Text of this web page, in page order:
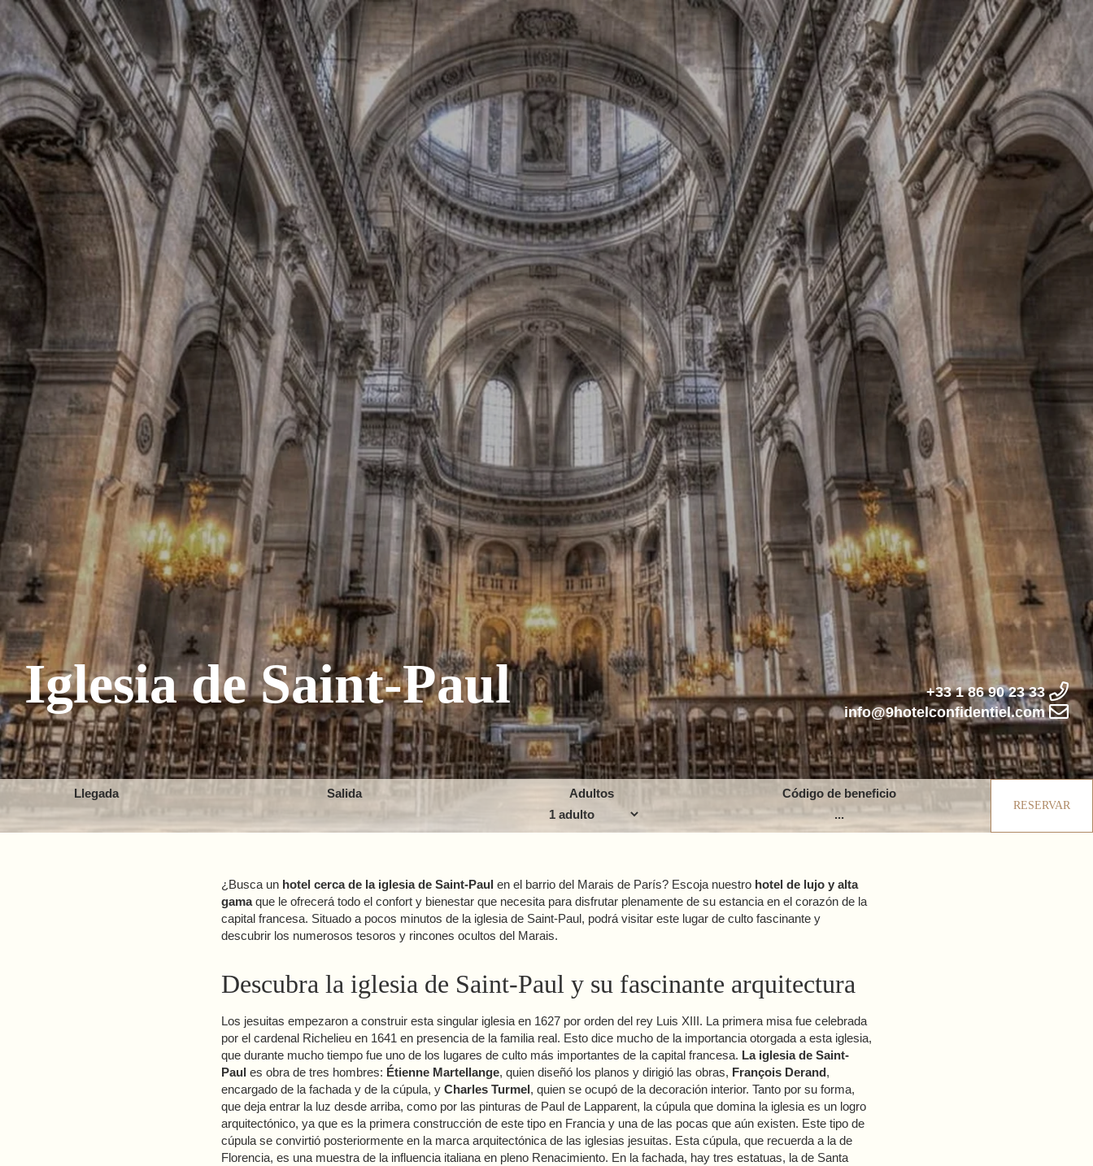
Iglesia de Saint-Paul
+33 1 86 90 23 33
info@9hotelconfidentiel.com
Llegada Salida Adultos Código de beneficio
RESERVAR
¿Busca un hotel cerca de la iglesia de Saint-Paul en el barrio del Marais de París? Escoja nuestro hotel de lujo y alta
gamaque le ofrecerá todo el confort y bienestar que necesita para disfrutar plenamente de su estancia en el corazón de la
capital francesa. Situado a pocos minutos de la iglesia de Saint-Paul, podrá visitar este lugar de culto fascinante y
descubrir los numerosos tesoros y rincones ocultos del Marais.
Descubra la iglesia de Saint-Paul y su fascinante arquitectura
Los jesuitas empezaron a construir esta singular iglesia en 1627 por orden del rey Luis XIII. La primera misa fue celebrada
por el cardenal Richelieu en 1641 en presencia de la familia real. Esto dice mucho de la importancia otorgada a esta iglesia,
que durante mucho tiempo fue uno de los lugares de culto más importantes de la capital francesa. La iglesia de Saint-
Paul es obra de tres hombres: Étienne Martellange, quien diseñó los planos y dirigió las obras, François Derand,
encargado de la fachada y de la cúpula, y Charles Turmel, quien se ocupó de la decoración interior. Tanto por su forma,
que deja entrar la luz desde arriba, como por las pinturas de Paul de Lapparent, la cúpula que domina la iglesia es un logro
arquitectónico, ya que es la primera construcción de este tipo en Francia y una de las pocas que aún existen. Este tipo de
cúpula se convirtió posteriormente en la marca arquitectónica de las iglesias jesuitas. Esta cúpula, que recuerda a la de
Florencia, es una muestra de la influencia italiana en pleno Renacimiento. En la fachada, hay tres estatuas, la de Santa